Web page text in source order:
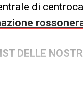
di
DELLE